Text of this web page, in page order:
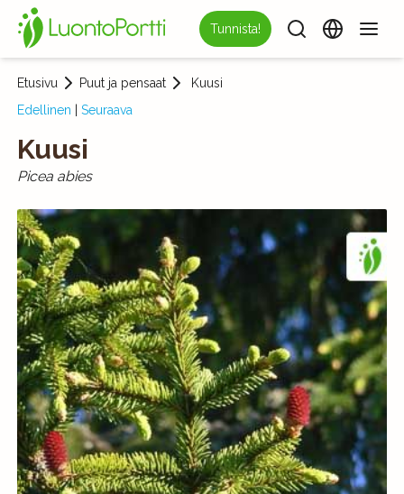
Tunnista!
Etusivu Puut ja pensaat
Kuusi
Edellinen
Seuraava
Kuusi
Picea abies